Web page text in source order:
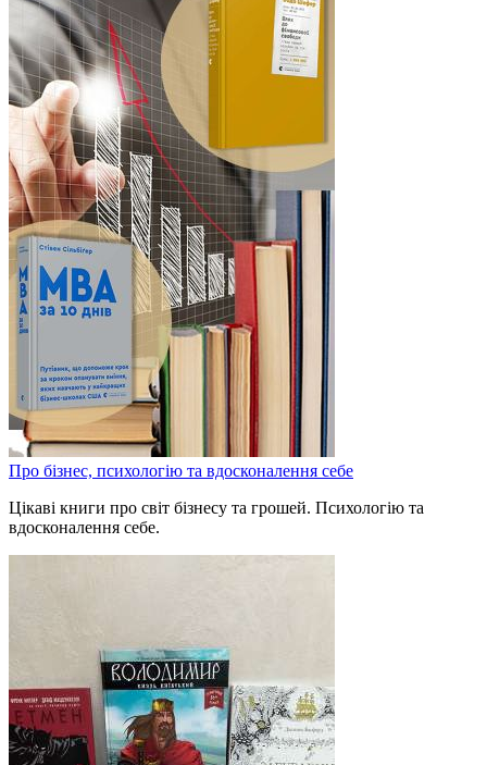
Про бізнес, психологію та вдосконалення себе
Цікаві книги про світ бізнесу та грошей. Психологію та
вдосконалення себе.